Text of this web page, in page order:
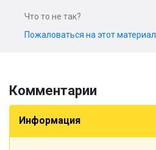
Что то не так?
Пожаловаться на этот материал
Комментарии
Информация